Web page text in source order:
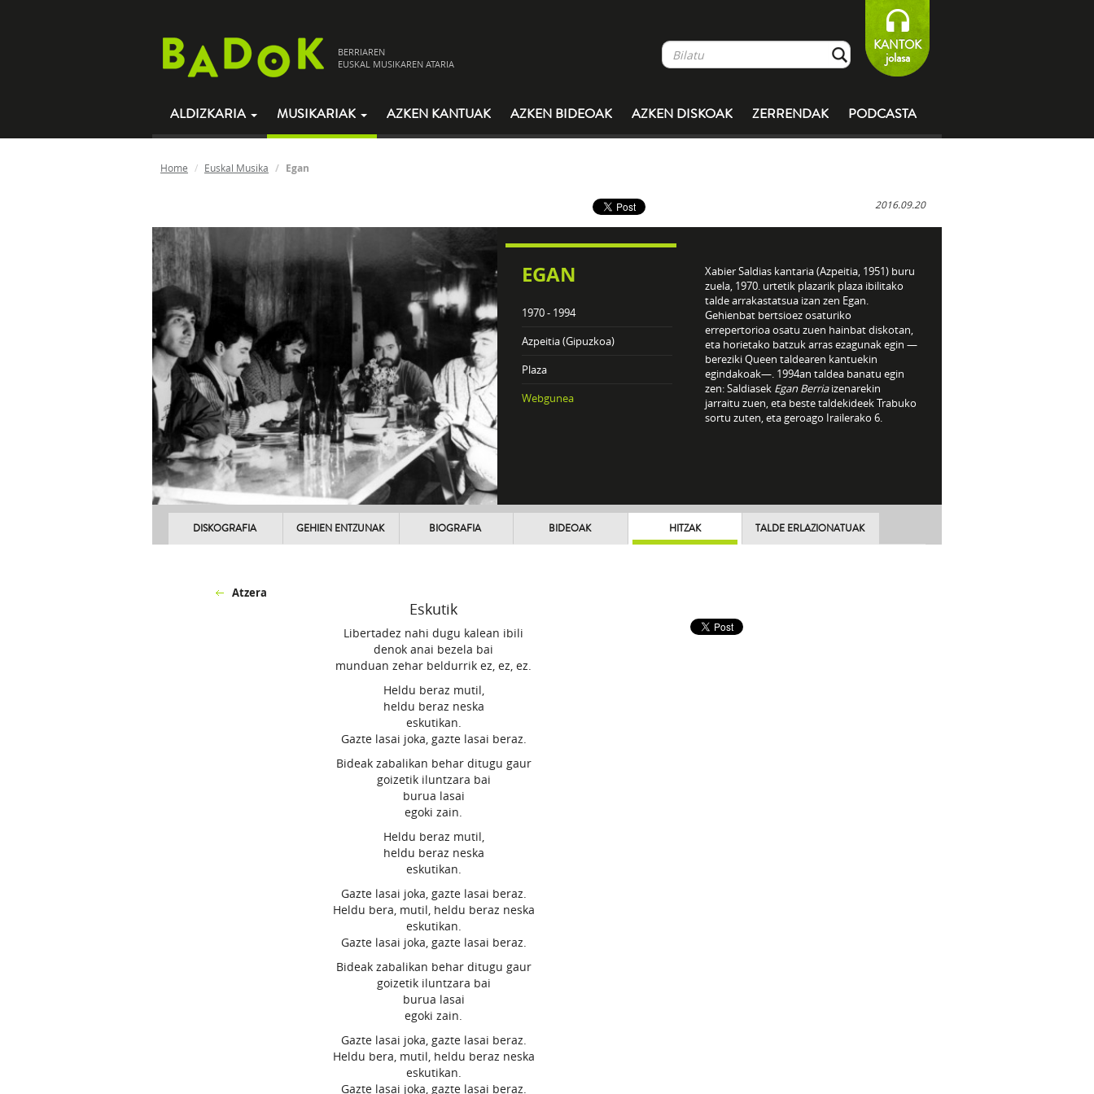
BERRIAREN
EUSKAL MUSIKAREN ATARIA
KANTOK
jolasa
ALDIZKARIA MUSIKARIAK AZKEN KANTUAK AZKEN BIDEOAK AZKEN DISKOAK ZERRENDAK PODCASTA
Home Euskal Musika Egan
2016.09.20
EGAN
1970 - 1994
Azpeitia (Gipuzkoa)
Plaza
Webgunea
Xabier Saldias kantaria (Azpeitia, 1951) buru
zuela, 1970. urtetik plazarik plaza ibilitako
talde arrakastatsua izan zen Egan.
Gehienbat bertsioez osaturiko
errepertorioa osatu zuen hainbat diskotan,
eta horietako batzuk arras ezagunak egin —
bereziki Queen taldearen kantuekin
egindakoak—. 1994an taldea banatu egin
zen: Saldiasek Egan Berriaizenarekin
jarraitu zuen, eta beste taldekideek Trabuko
sortu zuten, eta geroago Irailerako 6.
DISKOGRAFIA GEHIEN ENTZUNAK BIOGRAFIA BIDEOAK HITZAK TALDE ERLAZIONATUAK
Atzera
Eskutik
Libertadez nahi dugu kalean ibili
denok anai bezela bai
munduan zehar beldurrik ez, ez, ez.
Heldu beraz mutil,
heldu beraz neska
eskutikan.
Gazte lasai joka, gazte lasai beraz.
Bideak zabalikan behar ditugu gaur
goizetik iluntzara bai
burua lasai
egoki zain.
Heldu beraz mutil,
heldu beraz neska
eskutikan.
Gazte lasai joka, gazte lasai beraz.
Heldu bera, mutil, heldu beraz neska
eskutikan.
Gazte lasai joka, gazte lasai beraz.
Bideak zabalikan behar ditugu gaur
goizetik iluntzara bai
burua lasai
egoki zain.
Gazte lasai joka, gazte lasai beraz.
Heldu bera, mutil, heldu beraz neska
eskutikan.
Gazte lasai joka, gazte lasai beraz.